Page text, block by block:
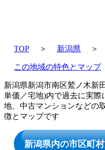
TOP ＞ 新潟県 ＞
この地域の特色とマップ
新潟県新潟市南区鷲ノ木新
単価／宅地)内で過去に実
地、中古マンションなどの
徴とマップです
新潟県内の市区町